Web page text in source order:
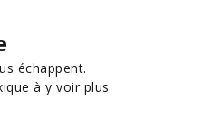
échappent.
à y voir plus